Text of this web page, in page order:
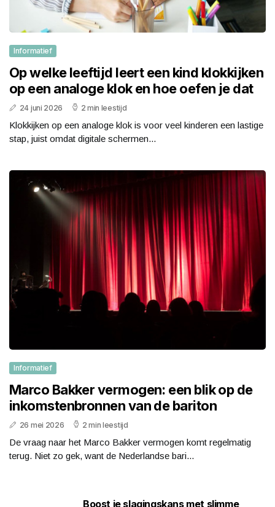
Informatief
Op welke leeftijd leert een kind klokkijken
op een analoge klok en hoe oefen je dat
24 juni 2026 2 min leestijd
Klokkijken op een analoge klok is voor veel kinderen een lastige
stap, juist omdat digitale schermen...
Informatief
Marco Bakker vermogen: een blik op de
inkomstenbronnen van de bariton
26 mei 2026 2 min leestijd
De vraag naar het Marco Bakker vermogen komt regelmatig
terug. Niet zo gek, want de Nederlandse bari...
Boost je slagingskans met slimme